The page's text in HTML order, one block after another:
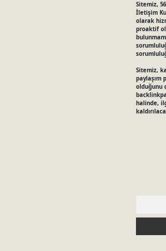
Sitemiz,
İletişim
olarak
proaktif
Sitemiz,
paylaşım
olduğunu
halinde,